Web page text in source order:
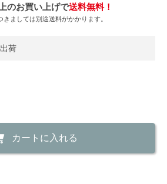
のお買い上げで送料無料！
ましては別途送料がかかります。
出荷
カートに入れる